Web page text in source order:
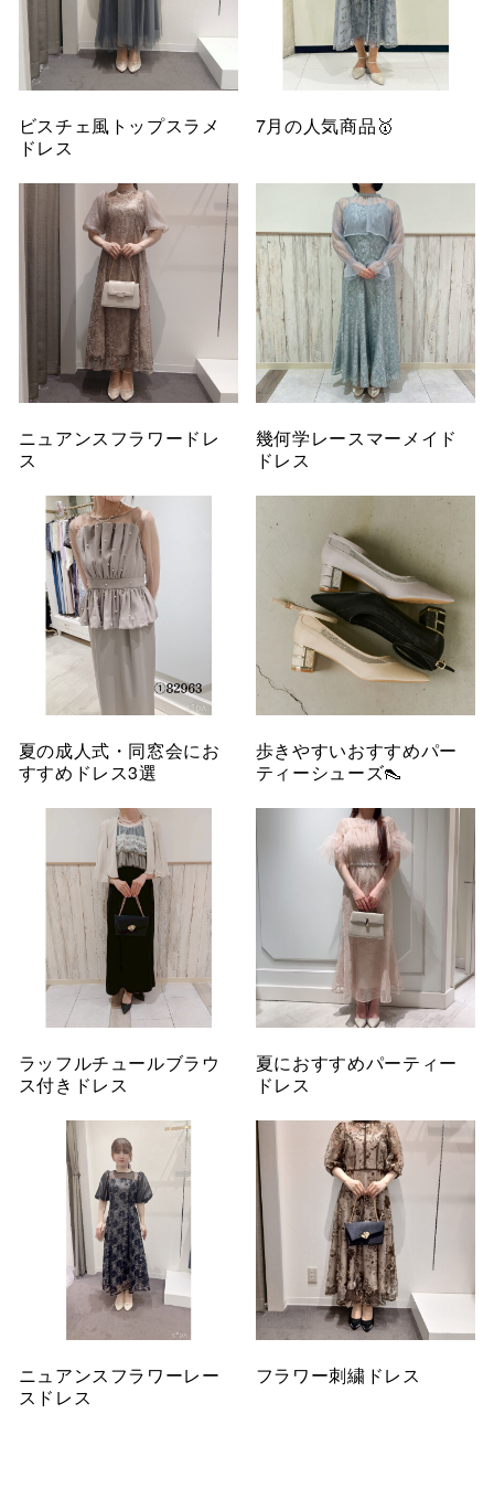
ビスチェ風トップスラメ
ドレス
7月の人気商品🥇
ニュアンスフラワードレ
ス
幾何学レースマーメイド
ドレス
夏の成人式・同窓会にお
すすめドレス3選
歩きやすいおすすめパー
ティーシューズ👠
ラッフルチュールブラウ
ス付きドレス
夏におすすめパーティー
ドレス
ニュアンスフラワーレー
スドレス
フラワー刺繍ドレス